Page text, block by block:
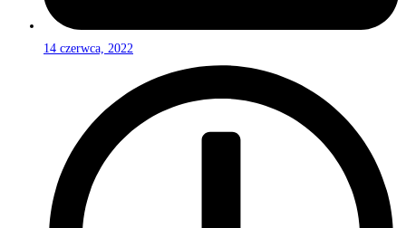
14 czerwca, 2022